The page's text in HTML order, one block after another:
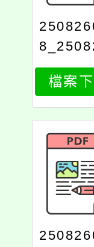
1
檔案